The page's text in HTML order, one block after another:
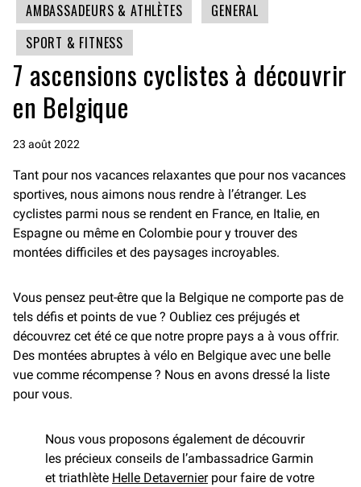
AMBASSADEURS & ATHLÈTES
GENERAL
SPORT & FITNESS
7 ascensions cyclistes à découvrir
en Belgique
23 août 2022
Tant pour nos vacances relaxantes que pour nos vacances
sportives, nous aimons nous rendre à l’étranger. Les
cyclistes parmi nous se rendent en France, en Italie, en
Espagne ou même en Colombie pour y trouver des
montées difficiles et des paysages incroyables.
Vous pensez peut-être que la Belgique ne comporte pas de
tels défis et points de vue ? Oubliez ces préjugés et
découvrez cet été ce que notre propre pays a à vous offrir.
Des montées abruptes à vélo en Belgique avec une belle
vue comme récompense ? Nous en avons dressé la liste
pour vous.
Nous vous proposons également de découvrir
les précieux conseils de l’ambassadrice Garmin
et triathlète Helle Detavernierpour faire de votre